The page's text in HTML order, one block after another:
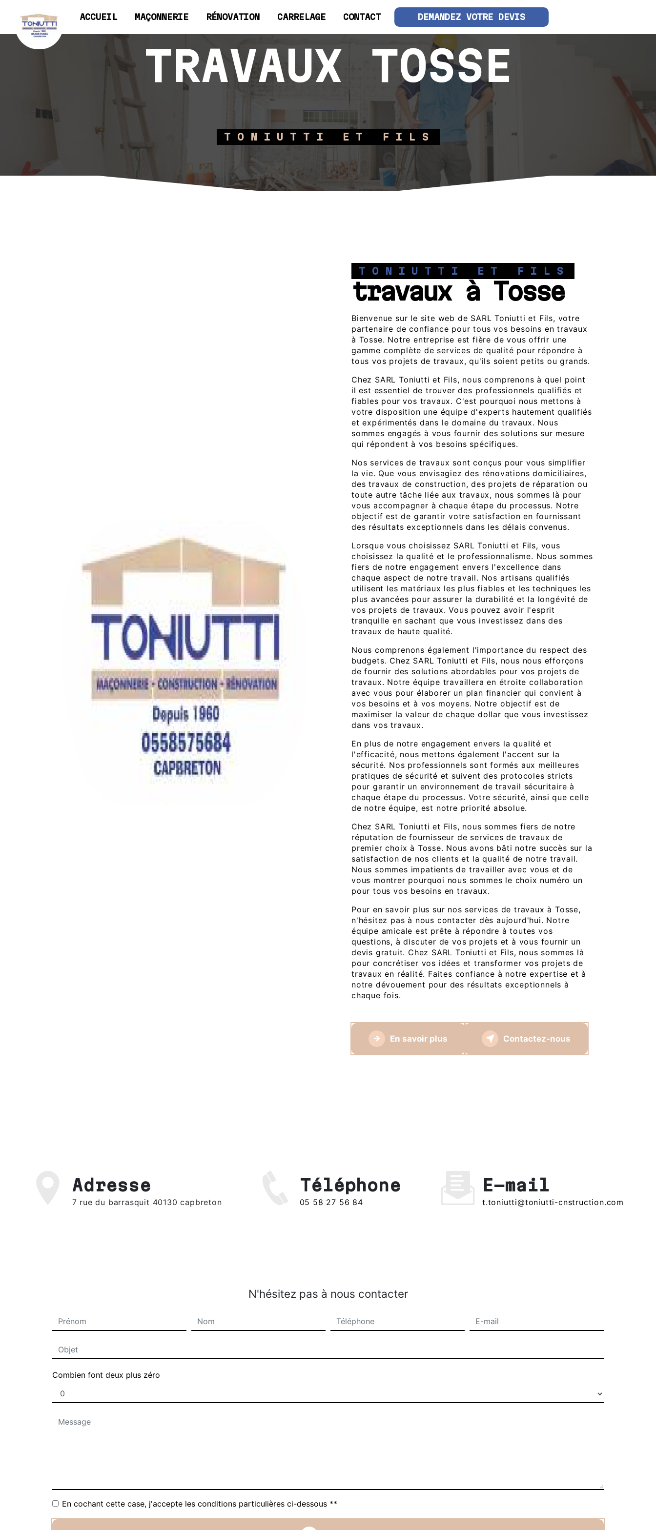
ACCUEIL MAÇONNERIE RÉNOVATION CARRELAGE CONTACT DEMANDEZ VOTRE DEVIS
TRAVAUX TOSSE
TONIUTTI ET FILS
TONIUTTI ET FILS
travaux à Tosse
Bienvenue sur le site web de SARL Toniutti et Fils, votre
partenaire de confiance pour tous vos besoins en travaux
à Tosse. Notre entreprise est fière de vous offrir une
gamme complète de services de qualité pour répondre à
tous vos projets de travaux, qu'ils soient petits ou grands.
Chez SARL Toniutti et Fils, nous comprenons à quel point
il est essentiel de trouver des professionnels qualifiés et
fiables pour vos travaux. C'est pourquoi nous mettons à
votre disposition une équipe d'experts hautement qualifiés
et expérimentés dans le domaine du travaux. Nous
sommes engagés à vous fournir des solutions sur mesure
qui répondent à vos besoins spécifiques.
Nos services de travaux sont conçus pour vous simplifier
la vie. Que vous envisagiez des rénovations domiciliaires,
des travaux de construction, des projets de réparation ou
toute autre tâche liée aux travaux, nous sommes là pour
vous accompagner à chaque étape du processus. Notre
objectif est de garantir votre satisfaction en fournissant
des résultats exceptionnels dans les délais convenus.
Lorsque vous choisissez SARL Toniutti et Fils, vous
choisissez la qualité et le professionnalisme. Nous sommes
fiers de notre engagement envers l'excellence dans
chaque aspect de notre travail. Nos artisans qualifiés
utilisent les matériaux les plus fiables et les techniques les
plus avancées pour assurer la durabilité et la longévité de
vos projets de travaux. Vous pouvez avoir l'esprit
tranquille en sachant que vous investissez dans des
travaux de haute qualité.
Nous comprenons également l'importance du respect des
budgets. Chez SARL Toniutti et Fils, nous nous efforçons
de fournir des solutions abordables pour vos projets de
travaux. Notre équipe travaillera en étroite collaboration
avec vous pour élaborer un plan financier qui convient à
vos besoins et à vos moyens. Notre objectif est de
maximiser la valeur de chaque dollar que vous investissez
dans vos travaux.
En plus de notre engagement envers la qualité et
l'efficacité, nous mettons également l'accent sur la
sécurité. Nos professionnels sont formés aux meilleures
pratiques de sécurité et suivent des protocoles stricts
pour garantir un environnement de travail sécuritaire à
chaque étape du processus. Votre sécurité, ainsi que celle
de notre équipe, est notre priorité absolue.
Chez SARL Toniutti et Fils, nous sommes fiers de notre
réputation de fournisseur de services de travaux de
premier choix à Tosse. Nous avons bâti notre succès sur la
satisfaction de nos clients et la qualité de notre travail.
Nous sommes impatients de travailler avec vous et de
vous montrer pourquoi nous sommes le choix numéro un
pour tous vos besoins en travaux.
Pour en savoir plus sur nos services de travaux à Tosse,
n'hésitez pas à nous contacter dès aujourd'hui. Notre
équipe amicale est prête à répondre à toutes vos
questions, à discuter de vos projets et à vous fournir un
devis gratuit. Chez SARL Toniutti et Fils, nous sommes là
pour concrétiser vos idées et transformer vos projets de
travaux en réalité. Faites confiance à notre expertise et à
notre dévouement pour des résultats exceptionnels à
chaque fois.
En savoir plus Contactez-nous
Adresse
7 rue du barrasquit 40130 capbreton
Téléphone
05 58 27 56 84
E-mail
t.toniutti@toniutti-cnstruction.com
N'hésitez pas à nous contacter
Combien font deux plus zéro
En cochant cette case, j'accepte les conditions particulières ci-dessous **